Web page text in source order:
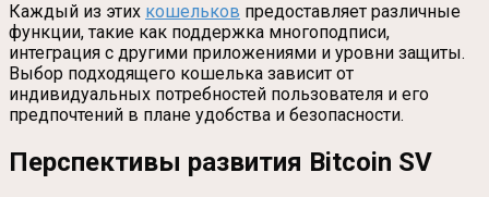
Каждый из этих кошельков предоставляет различные
функции, такие как поддержка многоподписи,
интеграция с другими приложениями и уровни защиты.
Выбор подходящего кошелька зависит от
индивидуальных потребностей пользователя и его
предпочтений в плане удобства и безопасности.
Перспективы развития Bitcoin SV